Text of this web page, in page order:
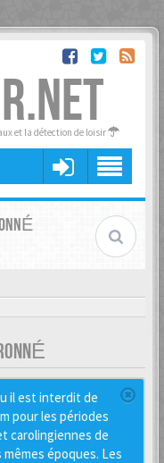
et la détection de loisir
il est interdit de
pour les périodes
carolingiennes de
époques. Les